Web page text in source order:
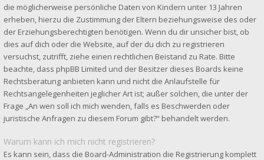
die möglicherweise persönliche Daten von Kindern unter 13 Jahren
erheben, hierzu die Zustimmung der Eltern beziehungsweise des oder
der Erziehungsberechtigten benötigen. Wenn du dir unsicher bist, ob
dies auf dich oder die Website, auf der du dich zu registrieren
versuchst, zutrifft, ziehe einen rechtlichen Beistand zu Rate. Bitte
beachte, dass phpBB Limited und der Besitzer dieses Boards keine
Rechtsberatung anbieten kann und nicht die Anlaufstelle für
Rechtsangelegenheiten jeglicher Art ist; außer solchen, die unter der
Frage „An wen soll ich mich wenden, falls es Beschwerden oder
juristische Anfragen zu diesem Forum gibt?“ behandelt werden.
Warum kann ich mich nicht registrieren?
Es kann sein, dass die Board-Administration die Registrierung komplett